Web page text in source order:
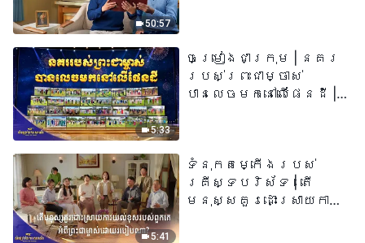
50:57
5:33
ចម្រៀងជាក្រុម | នគរ
របស់ព្រះជាម្ចាស់
បានលេចមកនៅលើផែនដី |
5:41
ទំនុកតម្កើង​របស់​
គ្រីស្ទបរិស័ទ​ | តើ
មនុស្សគួរដោះស្រាយការ